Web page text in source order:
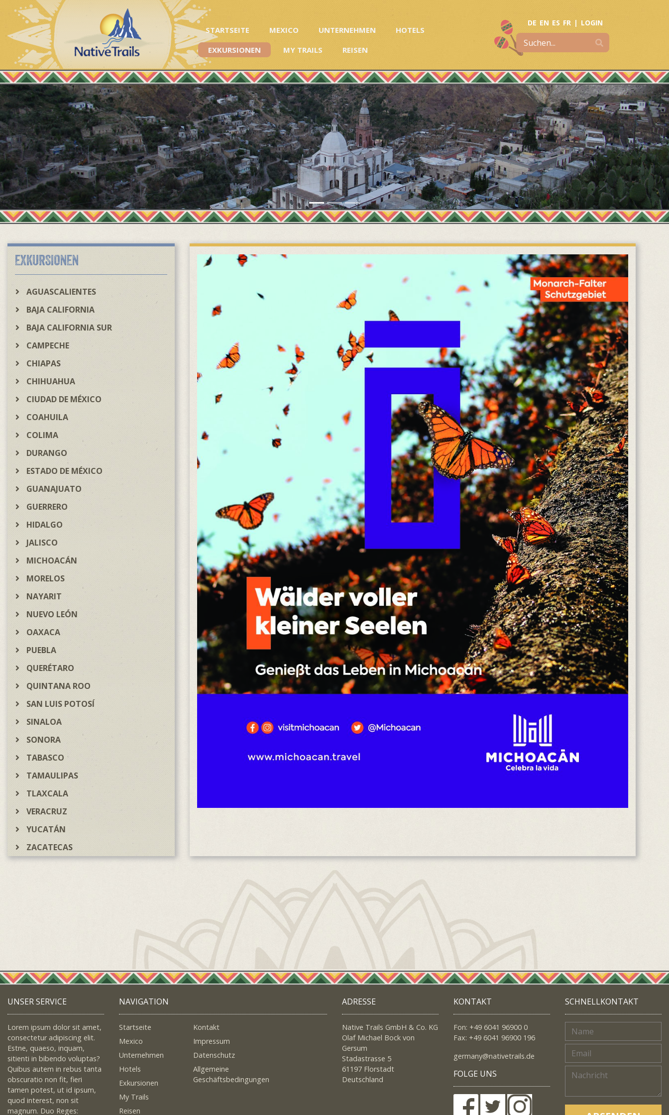
STARTSEITE MEXICO UNTERNEHMEN
HOTELS
EXKURSIONEN
MY TRAILS REISEN
DE EN ES FR | LOGIN
EXKURSIONEN
AGUASCALIENTES
BAJA CALIFORNIA
BAJA CALIFORNIA SUR
CAMPECHE
CHIAPAS
CHIHUAHUA
CIUDAD DE MÉXICO
COAHUILA
COLIMA
DURANGO
ESTADO DE MÉXICO
GUANAJUATO
GUERRERO
HIDALGO
JALISCO
MICHOACÁN
MORELOS
NAYARIT
NUEVO LEÓN
OAXACA
PUEBLA
QUERÉTARO
QUINTANA ROO
SAN LUIS POTOSÍ
SINALOA
SONORA
TABASCO
TAMAULIPAS
TLAXCALA
VERACRUZ
YUCATÁN
ZACATECAS
UNSER SERVICE
Lorem ipsum dolor sit amet,
consectetur adipiscing elit.
Estne, quaeso, inquam,
sitienti in bibendo voluptas?
Quibus autem in rebus tanta
obscuratio non fit, fieri
tamen potest, ut id ipsum,
quod interest, non sit
magnum. Duo Reges:
NAVIGATION
Startseite
Mexico
Unternehmen
Hotels
Exkursionen
My Trails
Reisen
Kontakt
Impressum
Datenschutz
Allgemeine
Geschäftsbedingungen
ADRESSE
Native Trails GmbH & Co. KG
Olaf Michael Bock von
Gersum
Stadastrasse 5
61197 Florstadt
Deutschland
KONTAKT
Fon: +49 6041 96900 0
Fax: +49 6041 96900 196
germany@nativetrails.de
FOLGE UNS
SCHNELLKONTAKT